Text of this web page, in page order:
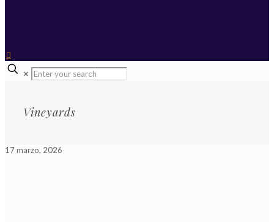
✕
Vineyards
17 marzo, 2026